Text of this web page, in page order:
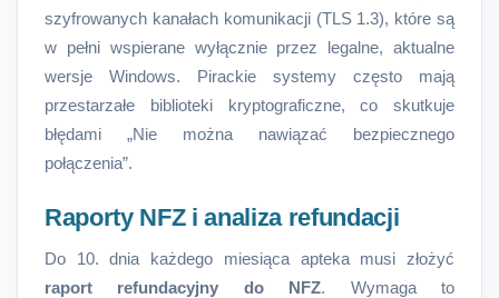
szyfrowanych kanałach komunikacji (TLS 1.3), które są
w pełni wspierane wyłącznie przez legalne, aktualne
wersje Windows. Pirackie systemy często mają
przestarzałe biblioteki kryptograficzne, co skutkuje
błędami „Nie można nawiązać bezpiecznego
połączenia”.
Raporty NFZ i analiza refundacji
Do 10. dnia każdego miesiąca apteka musi złożyć
raport refundacyjny do NFZ. Wymaga to